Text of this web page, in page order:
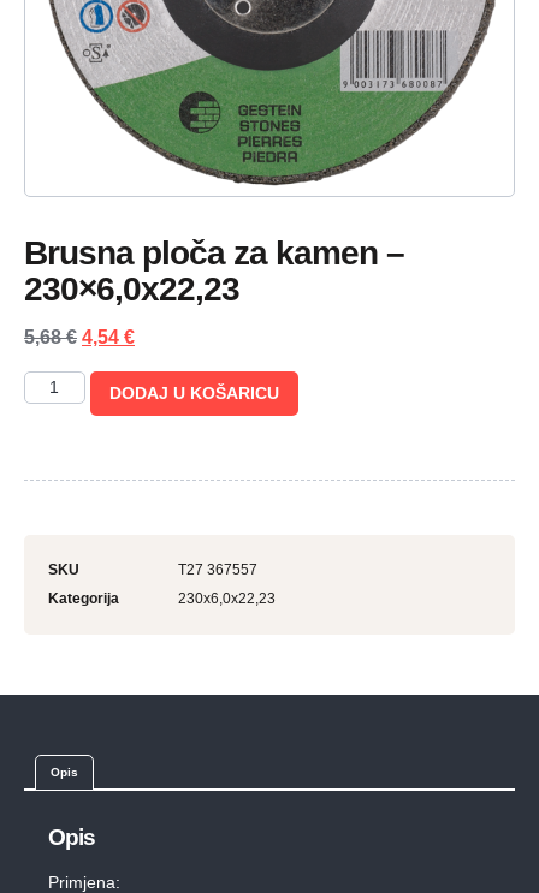
Brusna ploča za kamen –
230×6,0x22,23
5,68€ 4,54 €
DODAJ U KOŠARICU
SKU
T27 367557
Kategorija
230x6,0x22,23
Opis
Opis
Primjena: